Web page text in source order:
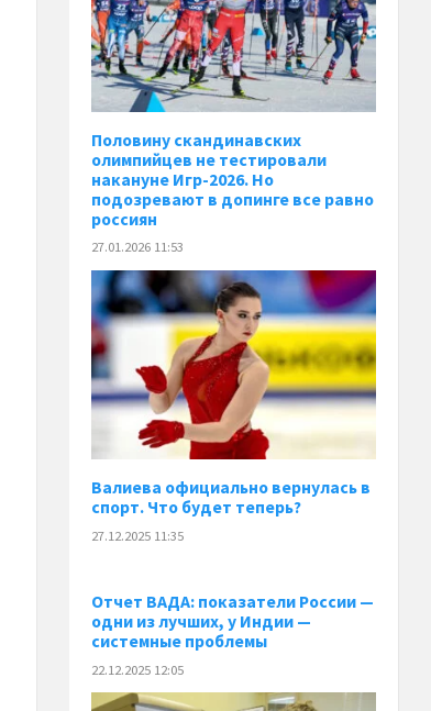
Половину скандинавских
олимпийцев не тестировали
накануне Игр-2026. Но
подозревают в допинге все равно
россиян
27.01.2026 11:53
Валиева официально вернулась в
спорт. Что будет теперь?
27.12.2025 11:35
Отчет ВАДА: показатели России —
одни из лучших, у Индии —
системные проблемы
22.12.2025 12:05